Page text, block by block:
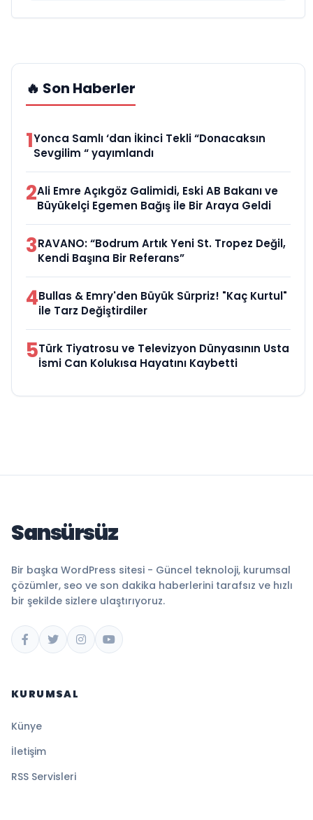
🔥 Son Haberler
1Yonca Samlı ‘dan İkinci Tekli “Donacaksın
Sevgilim “ yayımlandı
2Ali Emre Açıkgöz Galimidi, Eski AB Bakanı ve
Büyükelçi Egemen Bağış ile Bir Araya Geldi
3RAVANO: “Bodrum Artık Yeni St. Tropez Değil,
Kendi Başına Bir Referans”
4Bullas & Emry'den Büyük Sürpriz! "Kaç Kurtul"
ile Tarz Değiştirdiler
5Türk Tiyatrosu ve Televizyon Dünyasının Usta
İsmi Can Kolukısa Hayatını Kaybetti
Sansürsüz
Bir başka WordPress sitesi - Güncel teknoloji, kurumsal
çözümler, seo ve son dakika haberlerini tarafsız ve hızlı
bir şekilde sizlere ulaştırıyoruz.
KURUMSAL
Künye
İletişim
RSS Servisleri